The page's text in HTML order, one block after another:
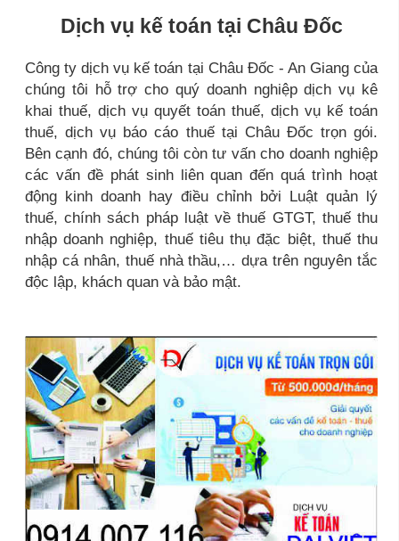
Dịch vụ kế toán tại Châu Đốc
Công ty dịch vụ kế toán tại Châu Đốc - An Giang của
chúng tôi hỗ trợ cho quý doanh nghiệp dịch vụ kê
khai thuế, dịch vụ quyết toán thuế, dịch vụ kế toán
thuế, dịch vụ báo cáo thuế tại Châu Đốc trọn gói.
Bên cạnh đó, chúng tôi còn tư vấn cho doanh nghiệp
các vấn đề phát sinh liên quan đến quá trình hoạt
động kinh doanh hay điều chỉnh bởi Luật quản lý
thuế, chính sách pháp luật về thuế GTGT, thuế thu
nhập doanh nghiệp, thuế tiêu thụ đặc biệt, thuế thu
nhập cá nhân, thuế nhà thầu,… dựa trên nguyên tắc
độc lập, khách quan và bảo mật.